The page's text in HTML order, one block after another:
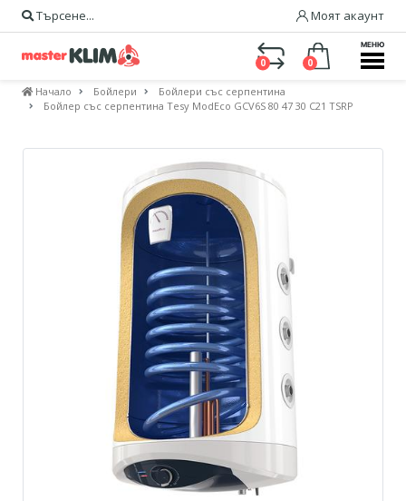
Търсене... Моят акаунт
0 0
МЕНЮ
Начало Бойлери
Бойлери със серпентина
Бойлер със серпентина Tesy ModEco GCV6S 80 47 30 C21 TSRP